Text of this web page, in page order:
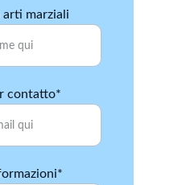
marziali
contatto*